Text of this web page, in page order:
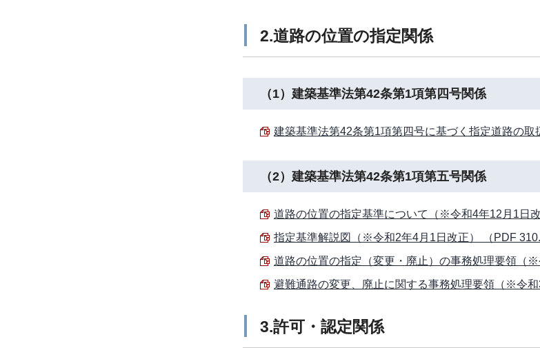
2.道路の位置の指定関係
（1）建築基準法第42条第1項第四号関係
建築基準法第42条第1項第四号に基づく指定道路の
（2）建築基準法第42条第1項第五号関係
道路の位置の指定基準について（※令和4年12月1日
指定基準解説図（※令和2年4月1日改正） （PDF
道路の位置の指定（変更・廃止）の事務処理要領（
避難通路の変更、廃止に関する事務処理要領（※令和
3.許可・認定関係